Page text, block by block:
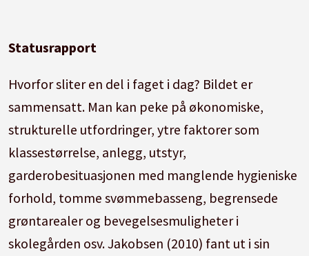
Statusrapport
Hvorfor sliter en del i faget i dag? Bildet er
sammensatt. Man kan peke på økonomiske,
strukturelle utfordringer, ytre faktorer som
klassestørrelse, anlegg, utstyr,
garderobesituasjonen med manglende hygieniske
forhold, tomme svømmebasseng, begrensede
grøntarealer og bevegelsesmuligheter i
skolegården osv. Jakobsen (2010) fant ut i sin